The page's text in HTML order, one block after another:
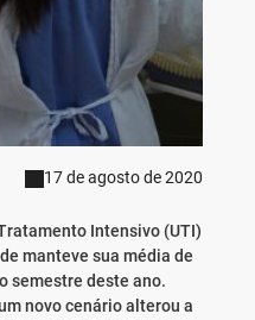
17 de agosto de 2020
Intensivo (UTI)
manteve sua média de
semestre deste ano.
novo cenário alterou a